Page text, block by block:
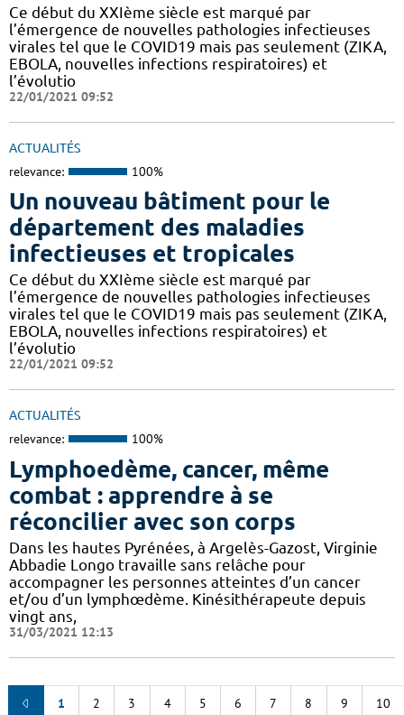
Ce début du XXIème siècle est marqué par
l’émergence de nouvelles pathologies infectieuses
virales tel que le COVID19 mais pas seulement (ZIKA,
EBOLA, nouvelles infections respiratoires) et
l’évolutio
22/01/2021 09:52
ACTUALITÉS
relevance: 100%
Un nouveau bâtiment pour le
département des maladies
infectieuses et tropicales
Ce début du XXIème siècle est marqué par
l’émergence de nouvelles pathologies infectieuses
virales tel que le COVID19 mais pas seulement (ZIKA,
EBOLA, nouvelles infections respiratoires) et
l’évolutio
22/01/2021 09:52
ACTUALITÉS
relevance: 100%
Lymphoedème, cancer, même
combat : apprendre à se
réconcilier avec son corps
Dans les hautes Pyrénées, à Argelès-Gazost, Virginie
Abbadie Longo travaille sans relâche pour
accompagner les personnes atteintes d’un cancer
et/ou d’un lymphœdème. Kinésithérapeute depuis
vingt ans,
31/03/2021 12:13
1 2 3 4 5 6 7 8 9 10